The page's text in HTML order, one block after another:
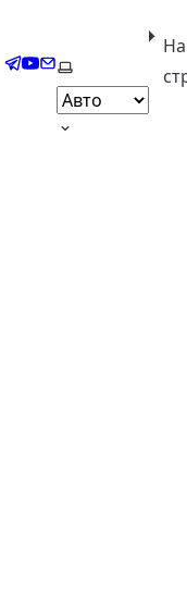
Telegram
YouTube
EmailВыберите тему